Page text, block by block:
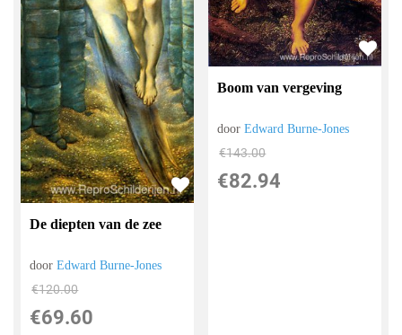
De diepten van de zee
doorEdward Burne-Jones
€120.00
€69.60
Boom van vergeving
doorEdward Burne-Jones
€143.00
€82.94